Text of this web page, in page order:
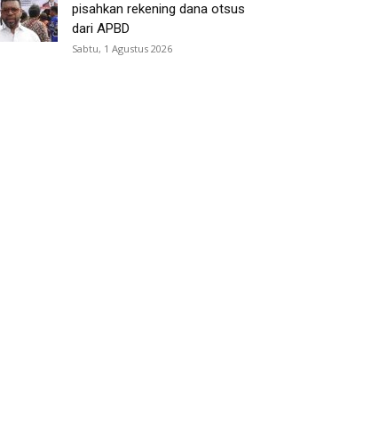
pisahkan rekening dana otsus
dari APBD
Sabtu, 1 Agustus 2026